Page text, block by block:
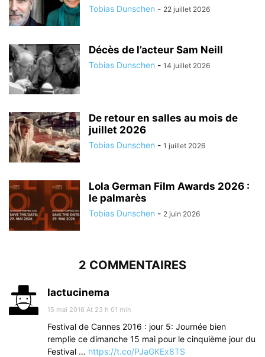
Tobias Dunschen - 22 juillet 2026
Décès de l’acteur Sam Neill
Tobias Dunschen - 14 juillet 2026
De retour en salles au mois de
juillet 2026
Tobias Dunschen - 1 juillet 2026
Lola German Film Awards 2026 :
le palmarès
Tobias Dunschen - 2 juin 2026
2 COMMENTAIRES
lactucinema
15 mai 2016 At 23 h 01 min
Festival de Cannes 2016 : jour 5: Journée bien
remplie ce dimanche 15 mai pour le cinquième jour du
Festival … https://t.co/PJaGKEx8TS